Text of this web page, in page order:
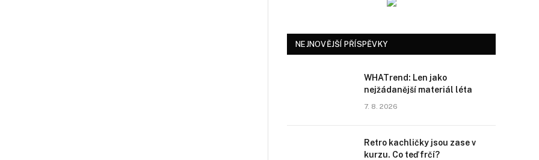
NEJNOVĚJŠÍ PŘÍSPĚVKY
WHATrend: Len jako
nejžádanější materiál léta
7. 8. 2026
Retro kachličky jsou zase v
kurzu. Co teď frčí?